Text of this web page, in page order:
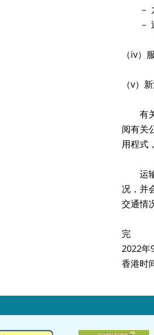
－ 九
－ 过
（iv）
（v）
有关
阅有关
用程式
运输
况，并
交通情
完
2022年
香港时